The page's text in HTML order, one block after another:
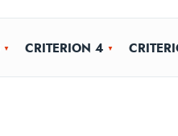
CRITERION 4